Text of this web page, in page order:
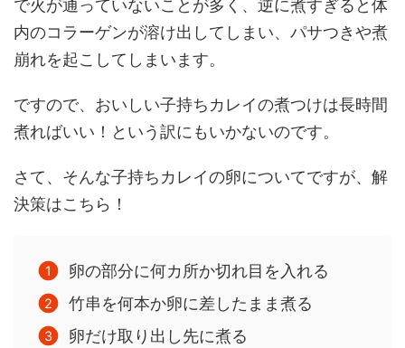
で火が通っていないことが多く、逆に煮すぎると体
内のコラーゲンが溶け出してしまい、パサつきや煮
崩れを起こしてしまいます。
ですので、おいしい子持ちカレイの煮つけは長時間
煮ればいい！という訳にもいかないのです。
さて、そんな子持ちカレイの卵についてですが、解
決策はこちら！
卵の部分に何カ所か切れ目を入れる
竹串を何本か卵に差したまま煮る
卵だけ取り出し先に煮る